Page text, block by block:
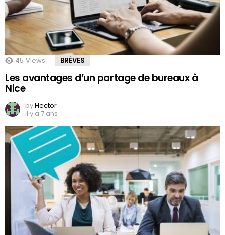
45 Views BRÈVES
Les avantages d’un partage de bureaux à
Nice
byHector
il y a 7 ans